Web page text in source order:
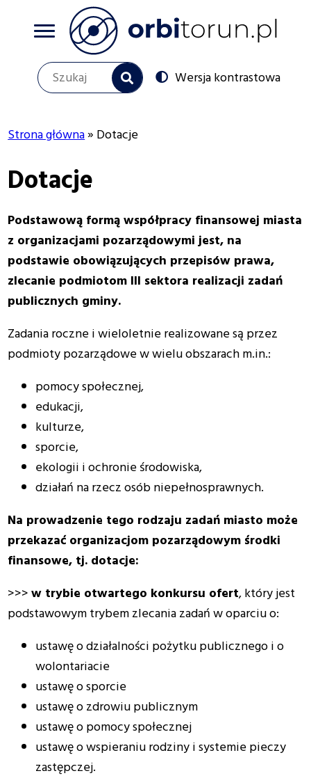
menu
Szukaj Switch
to
Wersja kontrastowa
nawigacyjna
Strona główna Dotacje
Dotacje
Podstawową formą współpracy finansowej miasta
z organizacjami pozarządowymi jest, na
podstawie obowiązujących przepisów prawa,
zlecanie podmiotom III sektora realizacji zadań
publicznych gminy.
Zadania roczne i wieloletnie realizowane są przez
podmioty pozarządowe w wielu obszarach m.in.:
pomocy społecznej,
edukacji,
kulturze,
sporcie,
ekologii i ochronie środowiska,
działań na rzecz osób niepełnosprawnych.
Na prowadzenie tego rodzaju zadań miasto może
przekazać organizacjom pozarządowym środki
finansowe, tj. dotacje:
>>>w trybie otwartego konkursu ofert, który jest
podstawowym trybem zlecania zadań w oparciu o:
ustawę o działalności pożytku publicznego i o
wolontariacie
ustawę o sporcie
ustawę o zdrowiu publicznym
ustawę o pomocy społecznej
ustawę o wspieraniu rodziny i systemie pieczy
zastępczej.